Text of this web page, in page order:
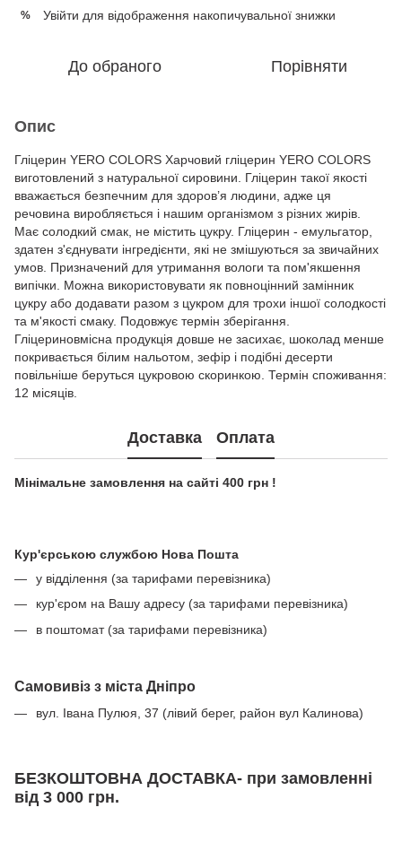
% Увійти для відображення накопичувальної знижки
До обраного Порівняти
Опис
Гліцерин YERO COLORS Харчовий гліцерин YERO COLORS
виготовлений з натуральної сировини. Гліцерин такої якості
вважається безпечним для здоров’я людини, адже ця
речовина виробляється і нашим організмом з різних жирів.
Має солодкий смак, не містить цукру. Гліцерин - емульгатор,
здатен з'єднувати інгредієнти, які не змішуються за звичайних
умов. Призначений для утримання вологи та пом'якшення
випічки. Можна використовувати як повноцінний замінник
цукру або додавати разом з цукром для трохи іншої солодкості
та м'якості смаку. Подовжує термін зберігання.
Гліцериновмісна продукція довше не засихає, шоколад менше
покривається білим нальотом, зефір і подібні десерти
повільніше беруться цукровою скоринкою. Термін споживання:
12 місяців.
Доставка Оплата
Мінімальне замовлення на сайті 400 грн !
Кур'єрською службою Нова Пошта
у відділення (за тарифами перевізника)
кур'єром на Вашу адресу (за тарифами перевізника)
в поштомат (за тарифами перевізника)
Самовивіз з міста Дніпро
вул. Івана Пулюя, 37 (лівий берег, район вул Калинова)
БЕЗКОШТОВНА ДОСТАВКА- при замовленні
від 3 000 грн.